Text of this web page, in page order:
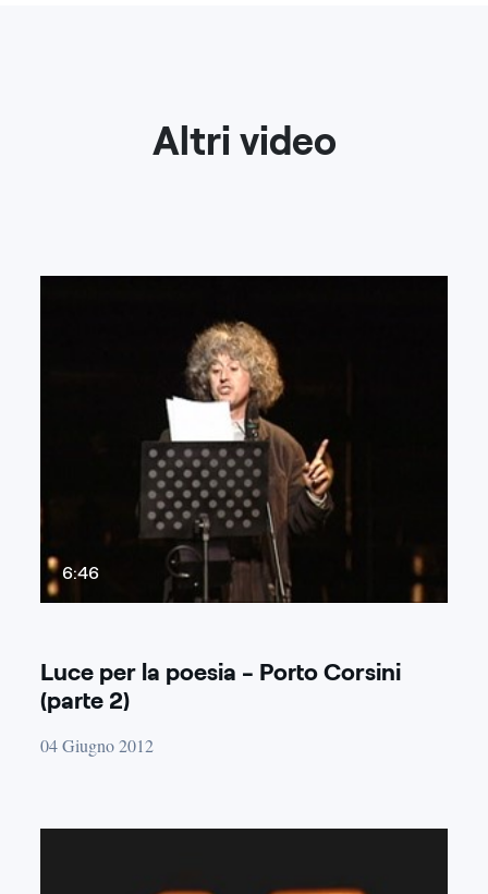
Altri video
6:46
Luce per la poesia - Porto Corsini
(parte 2)
04 Giugno 2012